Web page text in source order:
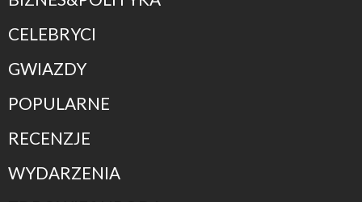
CELEBRYCI
GWIAZDY
POPULARNE
RECENZJE
WYDARZENIA